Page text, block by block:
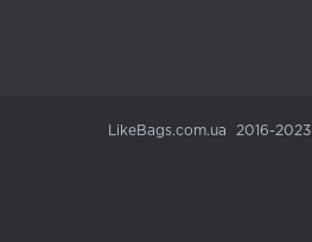
LikeBags.com.ua 2016-2023